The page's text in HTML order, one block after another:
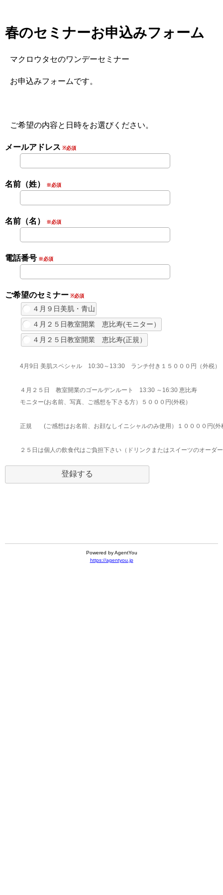
春のセミナーお申込みフォーム
マクロウタセのワンデーセミナー
お申込みフォームです。
ご希望の内容と日時をお選びください。
メールアドレス ※必須
名前（姓） ※必須
名前（名） ※必須
電話番号 ※必須
ご希望のセミナー ※必須
４月９日美肌・青山
４月２５日教室開業 恵比寿(モニター）
４月２５日教室開業 恵比寿(正規）
4月9日 美肌スペシャル 10:30～13:30 ランチ付き１５０００円（外税
４月２５日 教室開業のゴールデンルート 13:30 ～16:30 恵比寿
モニター(お名前、写真、ご感想を下さる方）５０００円(外税）
正規 (ご感想はお名前、お顔なしイニシャルのみ使用）１００００円(外
２５日は個人の飲食代はご負担下さい（ドリンクまたはスイーツのオーダ
Powered by AgentYou
https://agentyou.jp